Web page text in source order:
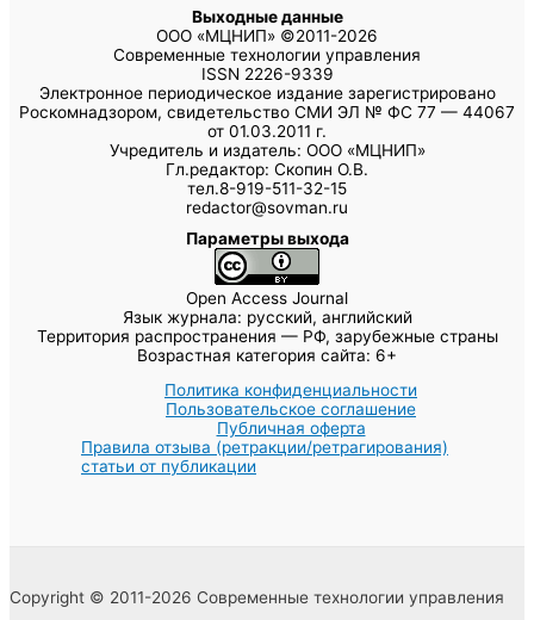
Выходные данные
ООО «МЦНИП» ©2011-2026
Современные технологии управления
ISSN 2226-9339
Электронное периодическое издание зарегистрировано
Роскомнадзором, свидетельство СМИ ЭЛ № ФС 77 — 44067
от 01.03.2011 г.
Учредитель и издатель: ООО «МЦНИП»
Гл.редактор: Скопин О.В.
тел.8-919-511-32-15
redactor@sovman.ru
Параметры выхода
Open Access Journal
Язык журнала: русский, английский
Территория распространения — РФ, зарубежные страны
Возрастная категория сайта: 6+
Политика конфиденциальности
Пользовательское соглашение
Публичная оферта
Правила отзыва (ретракции/ретрагирования)
статьи от публикации
Copyright © 2011-2026 Современные технологии управления